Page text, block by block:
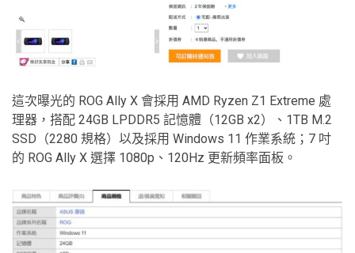
這次曝光的 ROG Ally X 會採用 AMD Ryzen Z1 Extreme 處
理器，搭配 24GB LPDDR5 記憶體（12GB x2）、1TB M.2
SSD（2280 規格）以及採用 Windows 11 作業系統；7 吋
的 ROG Ally X 選擇 1080p、120Hz 更新頻率面板。